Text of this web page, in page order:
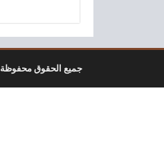
جميع الحقوق محفوظة